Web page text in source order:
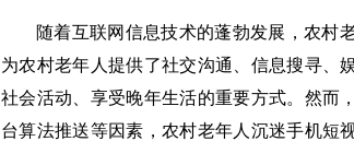
随着互联网信息技术的蓬勃发展，农村
为农村老年人提供了社交沟通、信息搜寻、
社会活动、享受晚年生活的重要方式。然而
台算法推送等因素，农村老年人沉迷手机短